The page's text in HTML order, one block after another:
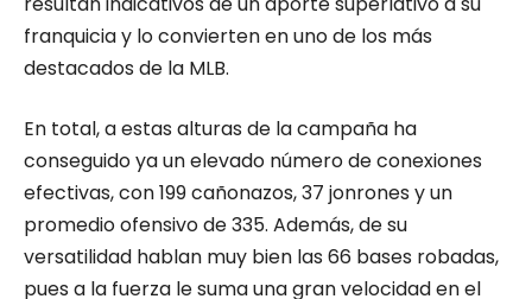
franquicia y lo convierten en uno de los más
destacados de la MLB.
En total, a estas alturas de la campaña ha
conseguido ya un elevado número de conexiones
efectivas, con 199 cañonazos, 37 jonrones y un
promedio ofensivo de 335. Además, de su
versatilidad hablan muy bien las 66 bases robadas,
pues a la fuerza le suma una gran velocidad en el